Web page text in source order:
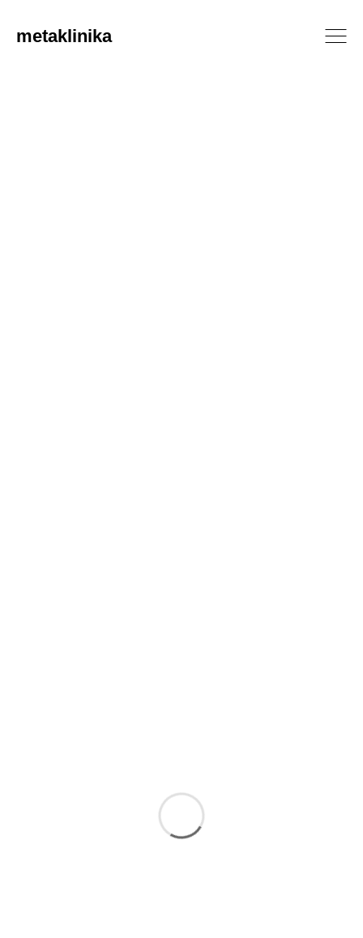
metaklinika